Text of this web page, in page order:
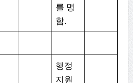
를 명
함.
행정
지원